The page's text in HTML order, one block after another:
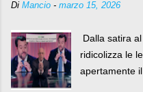
Di Mancio - marzo 15, 2026
Dalla satira
ridicolizza le
apertamente